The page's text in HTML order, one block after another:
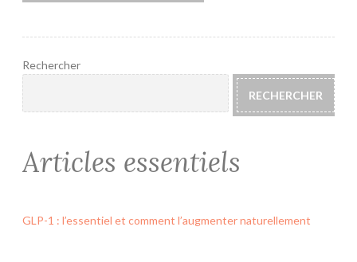
Rechercher
RECHERCHER
Articles essentiels
GLP-1 : l’essentiel et comment l’augmenter naturellement